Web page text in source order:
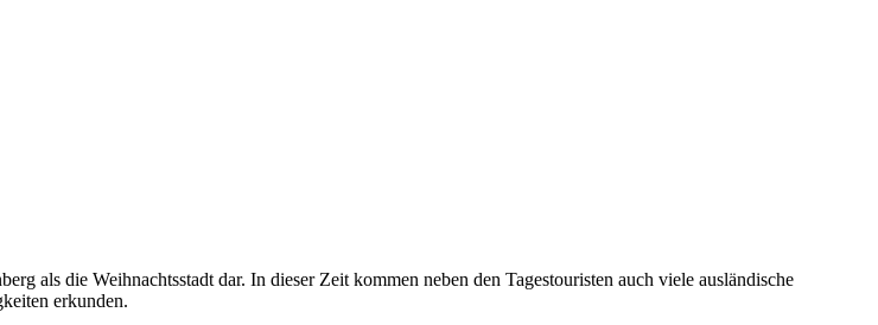
als die Weihnachtsstadt dar. In dieser Zeit kommen neben den Tagestouristen auch viele ausländische
erkunden.